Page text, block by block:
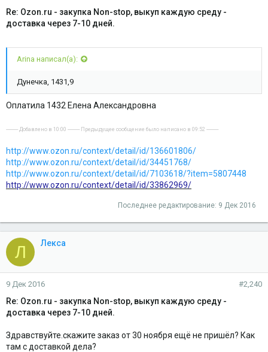
Re: Ozon.ru - закупка Non-stop, выкуп каждую среду -
доставка через 7-10 дней.
Arina написал(а):
Дунечка, 1431,9
Оплатила 1432 Елена Александровна
---------- Добавлено в 10:00 ---------- Предыдущее сообщение было написано в 09:52 ----------
http://www.ozon.ru/context/detail/id/136601806/
http://www.ozon.ru/context/detail/id/34451768/
http://www.ozon.ru/context/detail/id/7103618/?item=5807448
http://www.ozon.ru/context/detail/id/33862969/
Последнее редактирование: 9 Дек 2016
Л Лекса
9 Дек 2016 #2,240
Re: Ozon.ru - закупка Non-stop, выкуп каждую среду -
доставка через 7-10 дней.
Здравствуйте.скажите заказ от 30 ноября ещё не пришёл? Как
там с доставкой дела?